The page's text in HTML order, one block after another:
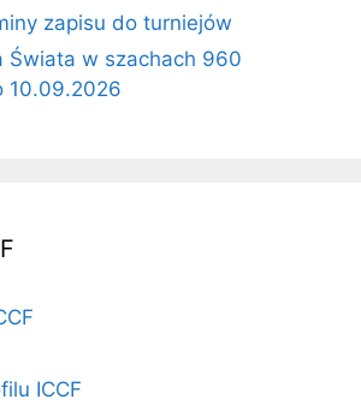
zapisu do turniejów
Świata w szachach 960
10.09.2026
ICCF